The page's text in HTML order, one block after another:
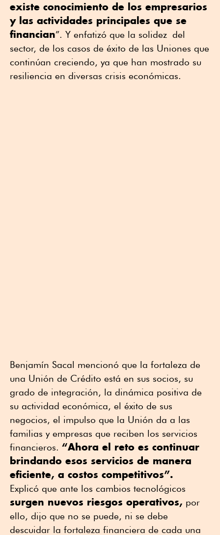
existe conocimiento de los empresarios
y las actividades principales que se
financian”. Y enfatizó que la solidez del
sector, de los casos de éxito de las Uniones que
continúan creciendo, ya que han mostrado su
resiliencia en diversas crisis económicas.
Benjamín Sacal mencionó que la fortaleza de
una Unión de Crédito está en sus socios, su
grado de integración, la dinámica positiva de
su actividad económica, el éxito de sus
negocios, el impulso que la Unión da a las
familias y empresas que reciben los servicios
financieros. “Ahora el reto es continuar
brindando esos servicios de manera
eficiente, a costos competitivos”.
Explicó que ante los cambios tecnológicos
surgen nuevos riesgos operativos, por
ello, dijo que no se puede, ni se debe
descuidar la fortaleza financiera de cada una